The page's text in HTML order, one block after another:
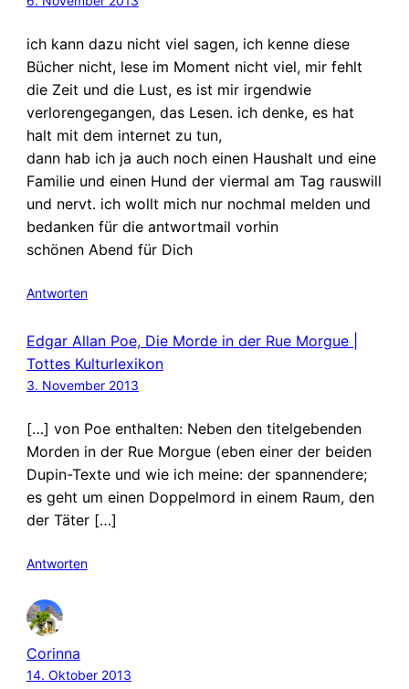
ich kann dazu nicht viel sagen, ich kenne diese
Bücher nicht, lese im Moment nicht viel, mir fehlt
die Zeit und die Lust, es ist mir irgendwie
verlorengegangen, das Lesen. ich denke, es hat
halt mit dem internet zu tun,
dann hab ich ja auch noch einen Haushalt und eine
Familie und einen Hund der viermal am Tag rauswill
und nervt. ich wollt mich nur nochmal melden und
bedanken für die antwortmail vorhin
schönen Abend für Dich
Antworten
Edgar Allan Poe, Die Morde in der Rue Morgue |
Tottes Kulturlexikon
3. November 2013
[…] von Poe enthalten: Neben den titelgebenden
Morden in der Rue Morgue (eben einer der beiden
Dupin-Texte und wie ich meine: der spannendere;
es geht um einen Doppelmord in einem Raum, den
der Täter […]
Antworten
Corinna
14. Oktober 2013